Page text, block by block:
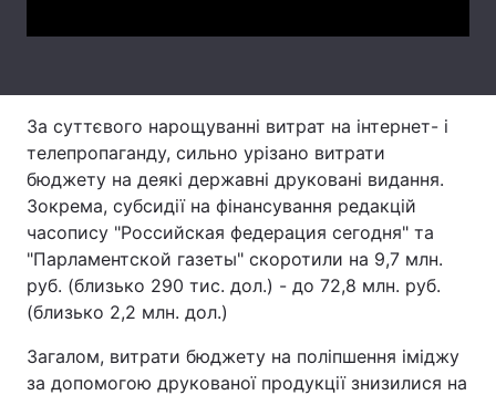
За суттєвого нарощуванні витрат на інтернет- і
телепропаганду, сильно урізано витрати
бюджету на деякі державні друковані видання.
Зокрема, субсидії на фінансування редакцій
часопису "Российская федерация сегодня" та
"Парламентской газеты" скоротили на 9,7 млн.
руб. (близько 290 тис. дол.) - до 72,8 млн. руб.
(близько 2,2 млн. дол.)
Загалом, витрати бюджету на поліпшення іміджу
за допомогою друкованої продукції знизилися на